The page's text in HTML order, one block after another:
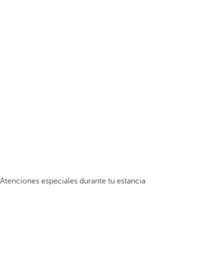
Atenciones especiales durante tu estancia